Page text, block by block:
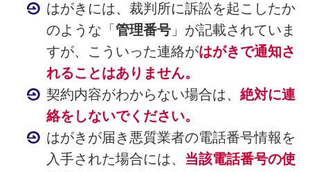
はがきには、裁判所に訴訟を起こしたか
のような「 管理番号」が記載されていま
すが、こういった連絡がはがきで通知さ
れることはありません。
契約内容がわからない場合は、 絶対に連
絡をしないでください。
はがきが届き悪質業者の電話番号情報を
入手された場合には、 当該電話番号の使